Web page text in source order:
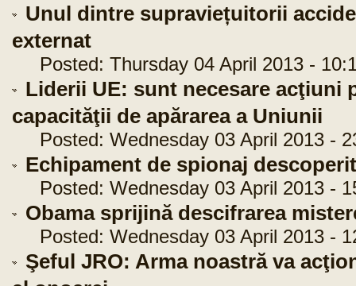
Unul dintre supraviețuitorii
externat
Posted: Thursday 04 April 2013 -
Liderii UE: sunt necesare acţiuni
capacităţii de apărarea a Uniunii
Posted: Wednesday 03 April 2013 -
Echipament de spionaj
Posted: Wednesday 03 April 2013 -
Obama sprijină descifrarea
Posted: Wednesday 03 April 2013 -
Şeful JRO: Arma noastră va